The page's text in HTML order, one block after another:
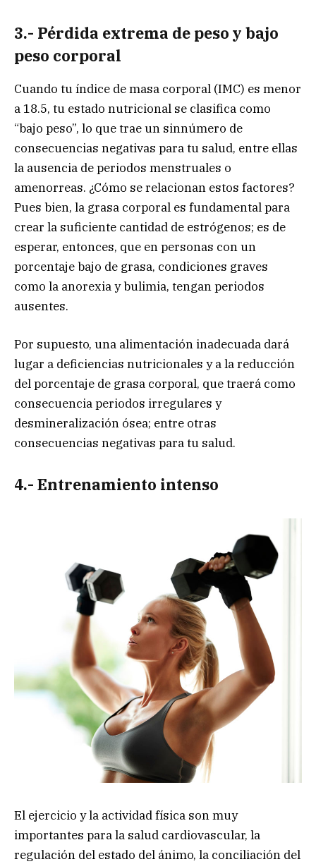
3.- Pérdida extrema de peso y bajo
peso corporal
Cuando tu índice de masa corporal (IMC) es menor
a 18.5, tu estado nutricional se clasifica como
“bajo peso”, lo que trae un sinnúmero de
consecuencias negativas para tu salud, entre ellas
la ausencia de periodos menstruales o
amenorreas. ¿Cómo se relacionan estos factores?
Pues bien, la grasa corporal es fundamental para
crear la suficiente cantidad de estrógenos; es de
esperar, entonces, que en personas con un
porcentaje bajo de grasa, condiciones graves
como la anorexia y bulimia, tengan periodos
ausentes.
Por supuesto, una alimentación inadecuada dará
lugar a deficiencias nutricionales y a la reducción
del porcentaje de grasa corporal, que traerá como
consecuencia periodos irregulares y
desmineralización ósea; entre otras
consecuencias negativas para tu salud.
4.- Entrenamiento intenso
El ejercicio y la actividad física son muy
importantes para la salud cardiovascular, la
regulación del estado del ánimo, la conciliación del